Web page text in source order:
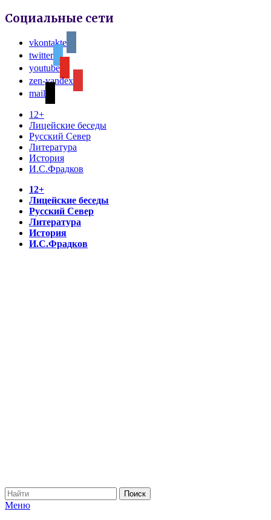
Социальные сети
vkontakte
twitter
youtube
zen-yandex
mail
12+
Лицейские беседы
Русский Север
Литература
История
И.С.Фрадков
12+
Лицейские беседы
Русский Север
Литература
История
И.С.Фрадков
Меню